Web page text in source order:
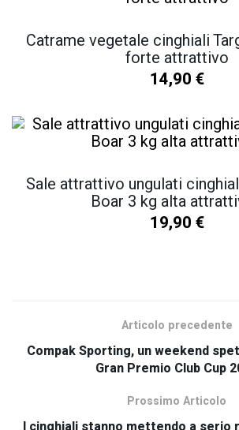
Catrame vegetale cinghiali
forte attrattivo
14,90 €
Sale attrattivo ungulati
Boar 3 kg alta
19,90 €
Articolo precedente
Compak Sporting, un weekend
Gran Premio Club Cup
Prossimo Articolo